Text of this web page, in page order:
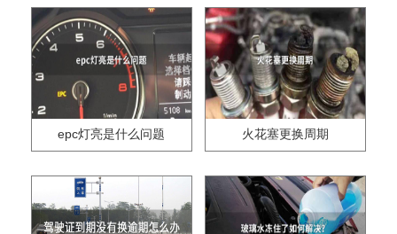
epc灯亮是什么问题 火花塞更换周期